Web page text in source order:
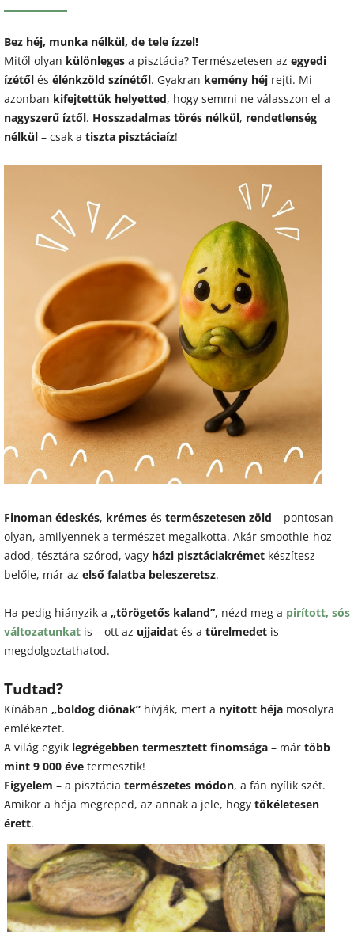
Bez héj, munka nélkül, de tele ízzel!
Mitől olyan különleges a pisztácia? Természetesen az egyedi
ízétől és élénkzöld színétől. Gyakran kemény héj rejti. Mi
azonban kifejtettük helyetted, hogy semmi ne válasszon el a
nagyszerű íztől. Hosszadalmas törés nélkül, rendetlenség
nélkül – csak a tiszta pisztáciaíz!
Finoman édeskés, krémes és természetesen zöld – pontosan
olyan, amilyennek a természet megalkotta. Akár smoothie-hoz
adod, tésztára szórod, vagy házi pisztáciakrémet készítesz
belőle, már az első falatba beleszeretsz.
Ha pedig hiányzik a „törögetős kaland”, nézd meg a pirított, sós
változatunkat is – ott az ujjaidat és a türelmedet is
megdolgoztathatod.
Tudtad?
Kínában „boldog diónak” hívják, mert a nyitott héja mosolyra
emlékeztet.
A világ egyik legrégebben termesztett finomsága – már több
mint 9 000 éve termesztik!
Figyelem – a pisztácia természetes módon, a fán nyílik szét.
Amikor a héja megreped, az annak a jele, hogy tökéletesen
érett.